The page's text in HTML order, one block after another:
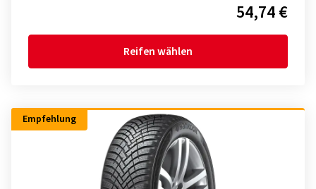
54,74 €
Reifen wählen
Empfehlung